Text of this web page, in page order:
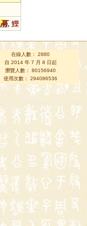
鬲, 鱳
在線人數： 2880
自 2014 年 7 月 8 日起
瀏覽人數： 80156940
使用次數： 294086536